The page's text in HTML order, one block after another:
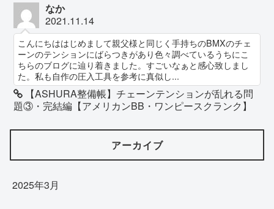
なか
2021.11.14
こんにちははじめまして親父様と同じく手持ちのBMXのチェ
ーンのテンションにばらつきがあり色々調べているうちにこ
ちらのブログに辿り着きました。すごいなぁと感心致しまし
た。私も自作の圧入工具を参考に真似し...
【ASHURA整備帳】チェーンテンションが乱れる問
題③・完結編【アメリカンBB・ワンピースクランク】
アーカイブ
2025年3月